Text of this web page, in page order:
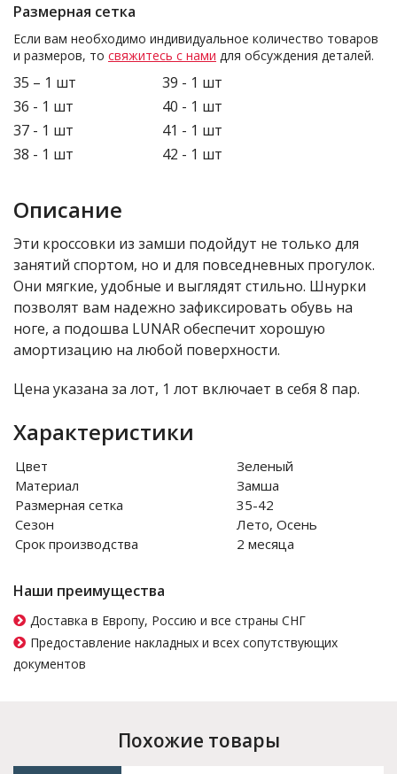
Размерная сетка
Если вам необходимо индивидуальное количество товаров
и размеров, то свяжитесь с нами для обсуждения деталей.
35 – 1 шт
36 - 1 шт
37 - 1 шт
38 - 1 шт
39 - 1 шт
40 - 1 шт
41 - 1 шт
42 - 1 шт
Описание
Эти кроссовки из замши подойдут не только для
занятий спортом, но и для повседневных прогулок.
Они мягкие, удобные и выглядят стильно. Шнурки
позволят вам надежно зафиксировать обувь на
ноге, а подошва LUNAR обеспечит хорошую
амортизацию на любой поверхности.
Цена указана за лот, 1 лот включает в себя 8 пар.
Характеристики
Цвет
Зеленый
Материал
Замша
Размерная сетка
35-42
Сезон
Лето, Осень
Срок производства
2 месяца
Наши преимущества
Доставка в Европу, Россию и все страны СНГ
Предоставление накладных и всех сопутствующих
документов
Похожие товары